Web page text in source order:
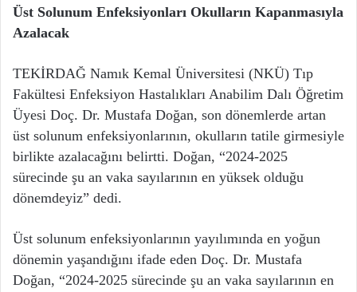
Üst Solunum Enfeksiyonları Okulların Kapanmasıyla
Azalacak
TEKİRDAĞ Namık Kemal Üniversitesi (NKÜ) Tıp
Fakültesi Enfeksiyon Hastalıkları Anabilim Dalı Öğretim
Üyesi Doç. Dr. Mustafa Doğan, son dönemlerde artan
üst solunum enfeksiyonlarının, okulların tatile girmesiyle
birlikte azalacağını belirtti. Doğan, “2024-2025
sürecinde şu an vaka sayılarının en yüksek olduğu
dönemdeyiz” dedi.
Üst solunum enfeksiyonlarının yayılımında en yoğun
dönemin yaşandığını ifade eden Doç. Dr. Mustafa
Doğan, “2024-2025 sürecinde şu an vaka sayılarının en